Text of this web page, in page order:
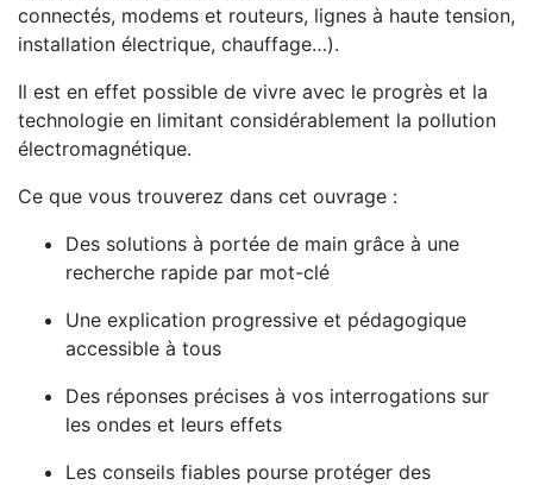
connectés, modems et routeurs, lignes à haute tension,
installation électrique, chauffage…).
Il est en effet possible de vivre avec le progrès et la
technologie en limitant considérablement la pollution
électromagnétique.
Ce que vous trouverez dans cet ouvrage :
Des solutions à portée de main grâce à une
recherche rapide par mot-clé
Une explication progressive et pédagogique
accessible à tous
Des réponses précises à vos interrogations sur
les ondes et leurs effets
Les conseils fiables pourse protéger des